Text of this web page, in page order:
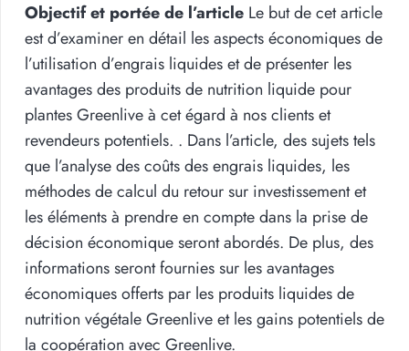
Objectif et portée de l’article Le but de cet article
est d’examiner en détail les aspects économiques de
l’utilisation d’engrais liquides et de présenter les
avantages des produits de nutrition liquide pour
plantes Greenlive à cet égard à nos clients et
revendeurs potentiels. . Dans l’article, des sujets tels
que l’analyse des coûts des engrais liquides, les
méthodes de calcul du retour sur investissement et
les éléments à prendre en compte dans la prise de
décision économique seront abordés. De plus, des
informations seront fournies sur les avantages
économiques offerts par les produits liquides de
nutrition végétale Greenlive et les gains potentiels de
la coopération avec Greenlive.